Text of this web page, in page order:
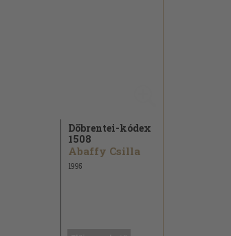
Döbrentei-kódex
1508
Abaffy Csilla
1995